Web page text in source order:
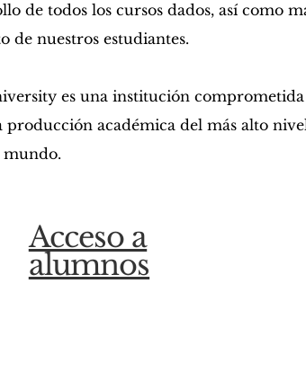
de todos los cursos dados, así como
de nuestros estudiantes.
es una institución
producción académica del más alto
Acceso a
alumnos